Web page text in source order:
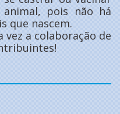
pois não há
que nascem.
vez a colaboração de